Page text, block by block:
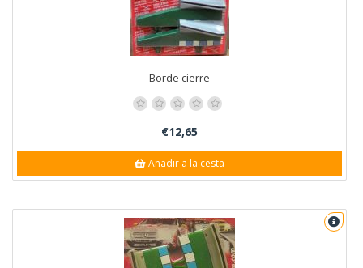
Borde cierre
€12,65
Añadir a la cesta